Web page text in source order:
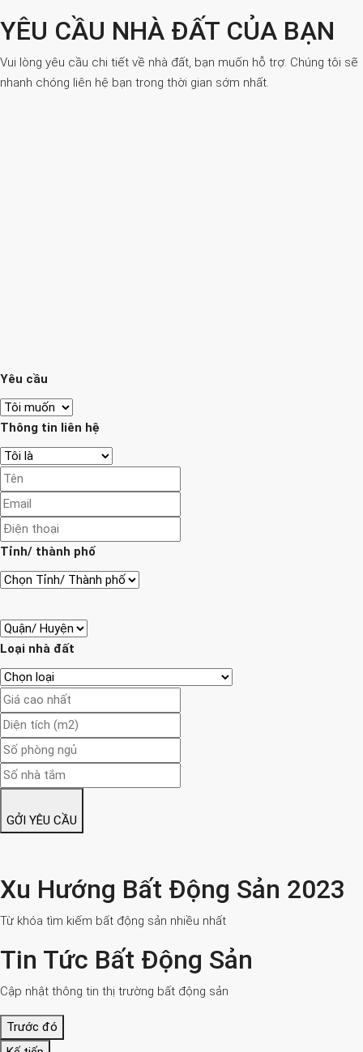
YÊU CẦU NHÀ ĐẤT CỦA BẠN
Vui lòng yêu cầu chi tiết về nhà đất, bạn muốn hỗ trợ. Chúng tôi sẽ
nhanh chóng liên hệ bạn trong thời gian sớm nhất.
Yêu cầu
Thông tin liên hệ
Tỉnh/ thành phố
Loại nhà đất
GỞI YÊU CẦU
Xu Hướng Bất Động Sản 2023
Từ khóa tìm kiếm bất động sản nhiều nhất
Tin Tức Bất Động Sản
Cập nhật thông tin thị trường bất động sản
Trước đó